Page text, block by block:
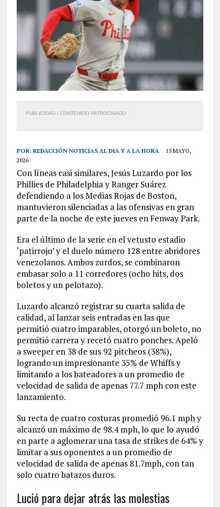
PUBLICIDAD / CONTENIDO PATROCINADO
POR: REDACCIÓN NOTICIAS AL DIA Y A LA HORA
15 MAYO,
2026
Con líneas casi similares, Jesús Luzardo por los
Phillies de Philadelphia y Ranger Suárez
defendiendo a los Medias Rojas de Boston,
mantuvieron silenciadas a las ofensivas en gran
parte de la noche de este jueves en Fenway Park.
Era el último de la serie en el vetusto estadio
‘patirrojo’ y el duelo número 128 entre abridores
venezolanos. Ambos zurdos, se combinaron
embasar solo a 11 corredores (ocho hits, dos
boletos y un pelotazo).
Luzardo alcanzó registrar su cuarta salida de
calidad, al lanzar seis entradas en las que
permitió cuatro imparables, otorgó un boleto, no
permitió carrera y recetó cuatro ponches. Apeló
a sweeper en 38 de sus 92 pitcheos (38%),
logrando un impresionante 35% de Whiffs y
limitando a los bateadores a un promedio de
velocidad de salida de apenas 77.7 mph con este
lanzamiento.
Su recta de cuatro costuras promedió 96.1 mph y
alcanzó un máximo de 98.4 mph, lo que lo ayudó
en parte a aglomerar una tasa de strikes de 64% y
limitar a sus oponentes a un promedio de
velocidad de salida de apenas 81.7mph, con tan
solo cuatro batazos duros.
Lució para dejar atrás las molestias